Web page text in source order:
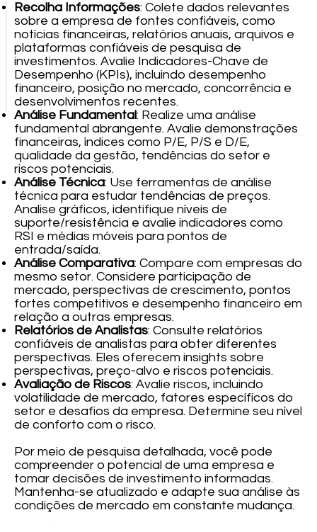
Recolha Informações: Colete dados relevantes
sobre a empresa de fontes confiáveis, como
notícias financeiras, relatórios anuais, arquivos e
plataformas confiáveis de pesquisa de
investimentos. Avalie Indicadores-Chave de
Desempenho (KPIs), incluindo desempenho
financeiro, posição no mercado, concorrência e
desenvolvimentos recentes.
Análise Fundamental: Realize uma análise
fundamental abrangente. Avalie demonstrações
financeiras, índices como P/E, P/S e D/E,
qualidade da gestão, tendências do setor e
riscos potenciais.
Análise Técnica: Use ferramentas de análise
técnica para estudar tendências de preços.
Analise gráficos, identifique níveis de
suporte/resistência e avalie indicadores como
RSI e médias móveis para pontos de
entrada/saída.
Análise Comparativa: Compare com empresas do
mesmo setor. Considere participação de
mercado, perspectivas de crescimento, pontos
fortes competitivos e desempenho financeiro em
relação a outras empresas.
Relatórios de Analistas: Consulte relatórios
confiáveis de analistas para obter diferentes
perspectivas. Eles oferecem insights sobre
perspectivas, preço-alvo e riscos potenciais.
Avaliação de Riscos: Avalie riscos, incluindo
volatilidade de mercado, fatores específicos do
setor e desafios da empresa. Determine seu nível
de conforto com o risco.
Por meio de pesquisa detalhada, você pode
compreender o potencial de uma empresa e
tomar decisões de investimento informadas.
Mantenha-se atualizado e adapte sua análise às
condições de mercado em constante mudança.